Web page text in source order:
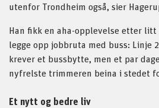
utenfor Trondheim også, sier
Han fikk en aha-opplevelse etter
legge opp jobbruta med buss: Linje
krever et bussbytte, men et par
nyfrelste trimmeren beina i stedet
Et nytt og bedre liv